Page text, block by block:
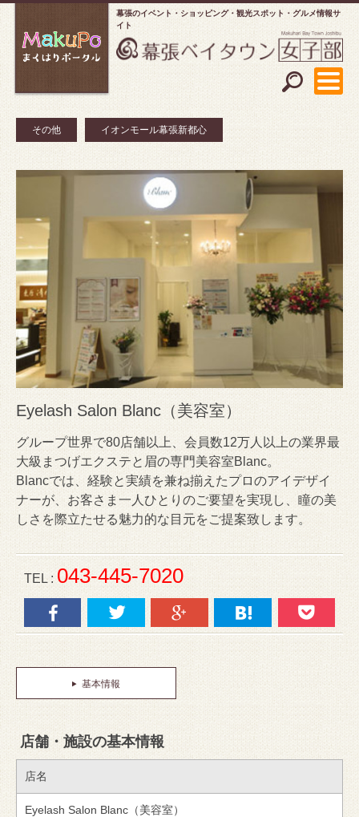
幕張のイベント・ショッピング
観光スポット・グルメ情報サ
イト
その他 イオンモール幕張新都心
Eyelash Salon Blanc（美容室）
グループ世界で80店舗以上、会員数12万人以上の業界最
大級まつげエクステと眉の専門美容室Blanc。
Blancでは、経験と実績を兼ね揃えたプロのアイデザイ
ナーが、お客さま一人ひとりのご要望を実現し、瞳の美
しさを際立たせる魅力的な目元をご提案致します。
TEL : 043-445-7020
基本情報
店舗・施設の基本情報
店名
Eyelash Salon Blanc（美容室）